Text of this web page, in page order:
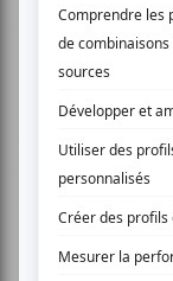
auquel trois
Maxine Racicot) ,
(Charlee-Ann
difficultés
violence
drogue entre
choix que de
On se retrouve